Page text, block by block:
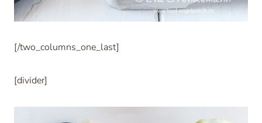
[/two_columns_one_last]
[divider]